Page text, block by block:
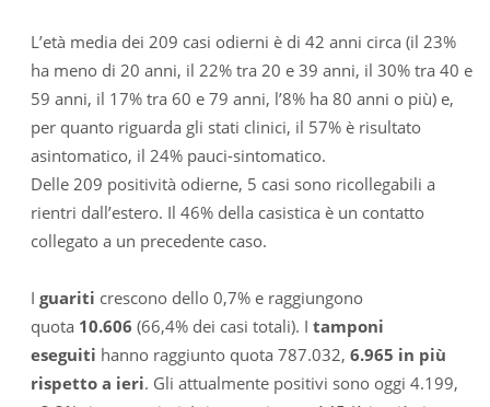
L’età media dei 209 casi odierni è di 42 anni circa (il 23%
ha meno di 20 anni, il 22% tra 20 e 39 anni, il 30% tra 40 e
59 anni, il 17% tra 60 e 79 anni, l’8% ha 80 anni o più) e,
per quanto riguarda gli stati clinici, il 57% è risultato
asintomatico, il 24% pauci-sintomatico.
Delle 209 positività odierne, 5 casi sono ricollegabili a
rientri dall’estero. Il 46% della casistica è un contatto
collegato a un precedente caso.
I guariti crescono dello 0,7% e raggiungono
quota 10.606 (66,4% dei casi totali). I tamponi
eseguiti hanno raggiunto quota 787.032, 6.965 in più
rispetto a ieri. Gli attualmente positivi sono oggi 4.199,